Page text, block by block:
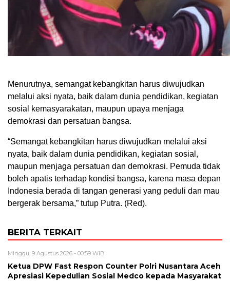
Menurutnya, semangat kebangkitan harus diwujudkan
melalui aksi nyata, baik dalam dunia pendidikan, kegiatan
sosial kemasyarakatan, maupun upaya menjaga
demokrasi dan persatuan bangsa.
“Semangat kebangkitan harus diwujudkan melalui aksi
nyata, baik dalam dunia pendidikan, kegiatan sosial,
maupun menjaga persatuan dan demokrasi. Pemuda tidak
boleh apatis terhadap kondisi bangsa, karena masa depan
Indonesia berada di tangan generasi yang peduli dan mau
bergerak bersama,” tutup Putra. (Red).
BERITA TERKAIT
Minggu, 9 Agustus 2026 - 00:59 WIB
Ketua DPW Fast Respon Counter Polri Nusantara Aceh
Apresiasi Kepedulian Sosial Medco kepada Masyarakat